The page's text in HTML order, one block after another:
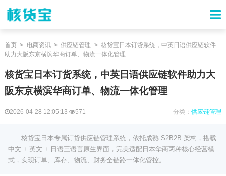
首页 电商资讯 供应链管理
核货宝日本订货系统，中英日语供应链软件
助力大阪东京横滨华商订单、物流一体化管理
核货宝日本订货系统，中英日语供应链软件助力大
阪东京横滨华商订单、物流一体化管理
2026-04-28 12:05:13 571 分类：供应链管理
核货宝日本专属订货供应链管理系统，依托成熟 S2B2B 架构，搭载
中文 + 英文 + 日语三语言原生界面，完美适配日本华商两种核心经营模
式，实现订单、库存、物流、财务全链路一体化管控。